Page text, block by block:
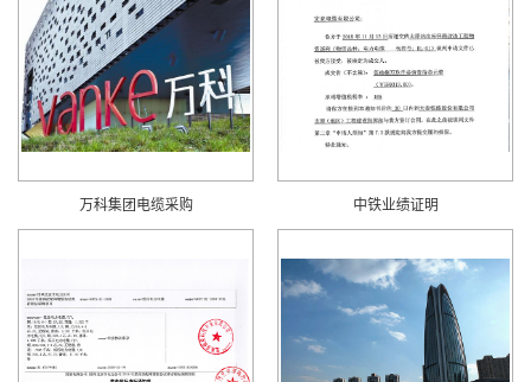
万科集团电缆采购 中铁业绩证明